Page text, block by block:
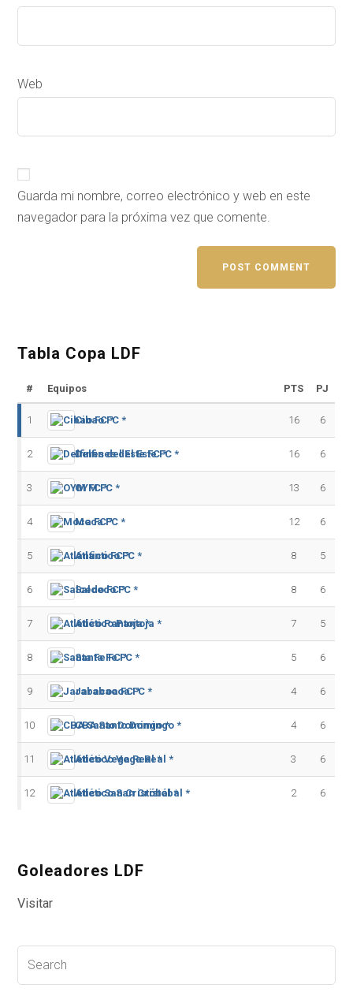
Web
Guarda mi nombre, correo electrónico y web en este
navegador para la próxima vez que comente.
Tabla Copa LDF
# Equipos PTS PJ
1 Cibao FC * 16 6
2 Delfines del Este FC * 16 6
3 OYM FC * 13 6
4 Moca FC * 12 6
5 Atlántico FC * 8 5
6 Salcedo FC * 8 6
7 Atlético Pantoja * 7 5
8 Santa Fe FC * 5 6
9 Jarabacoa FC * 4 6
10 CBA Santo Domingo * 4 6
11 Atlético Vega Real * 3 6
12 Atlético San Cristóbal * 2 6
Goleadores LDF
Visitar